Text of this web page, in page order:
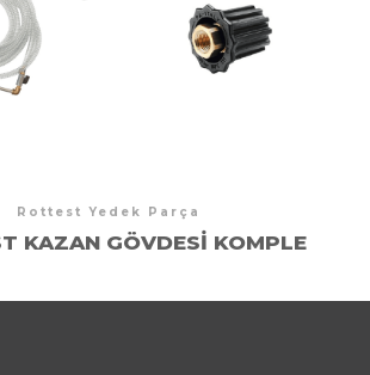
Rottest Yedek Parça
KAZAN GÖVDESI KOMPLE